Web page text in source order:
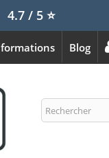
4.7 / 5⭐
Blog